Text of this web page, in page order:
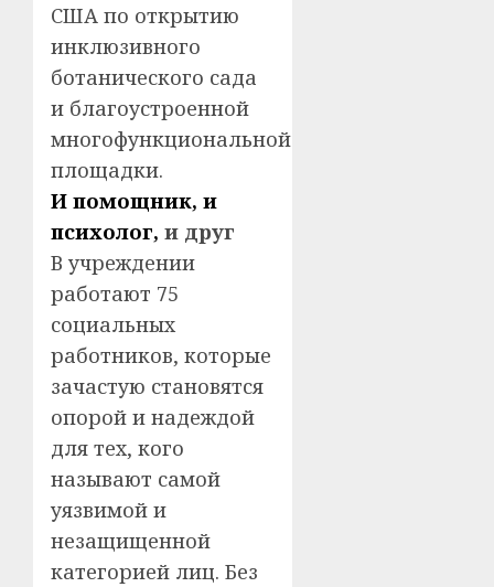
США по открытию
инклюзивного
ботанического сада
и благоустроенной
многофункциональной
площадки.
И помощник, и
психолог, и друг
В учреждении
работают 75
социальных
работников, которые
зачастую становятся
опорой и надеждой
для тех, кого
называют самой
уязвимой и
незащищенной
категорией лиц. Без